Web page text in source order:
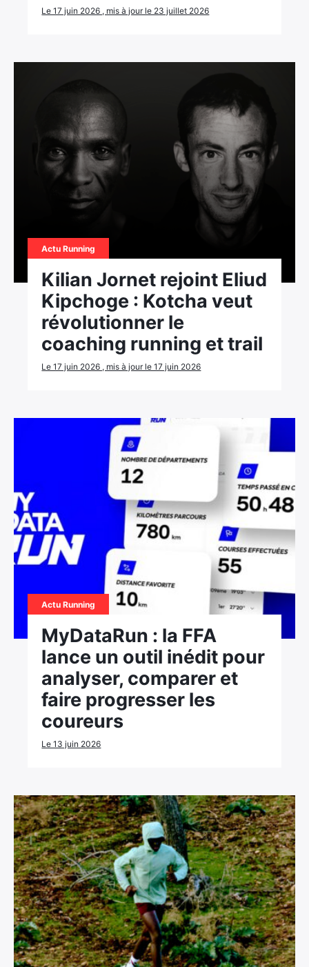
Le 17 juin 2026 , mis à jour le 23 juillet 2026
Actu Running
Kilian Jornet rejoint Eliud
Kipchoge : Kotcha veut
révolutionner le
coaching running et trail
Le 17 juin 2026 , mis à jour le 17 juin 2026
Actu Running
MyDataRun : la FFA
lance un outil inédit pour
analyser, comparer et
faire progresser les
coureurs
Le 13 juin 2026